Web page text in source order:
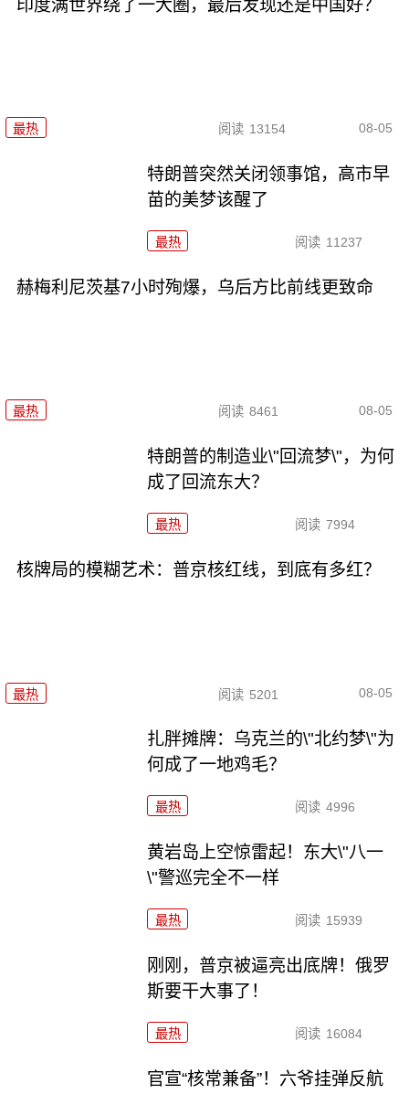
印度满世界绕了一大圈，最后发现还是中国好？
最热 阅读 13154 08-05
特朗普突然关闭领事馆，高市早
苗的美梦该醒了
最热 阅读 11237
赫梅利尼茨基7小时殉爆，乌后方比前线更致命
最热 阅读 8461 08-05
特朗普的制造业\"回流梦\"，为何
成了回流东大？
最热 阅读 7994
核牌局的模糊艺术：普京核红线，到底有多红？
最热 阅读 5201 08-05
扎胖摊牌：乌克兰的\"北约梦\"为
何成了一地鸡毛？
最热 阅读 4996
黄岩岛上空惊雷起！东大\"八一
\"警巡完全不一样
最热 阅读 15939
刚刚，普京被逼亮出底牌！俄罗
斯要干大事了！
最热 阅读 16084
官宣“核常兼备”！六爷挂弹反航